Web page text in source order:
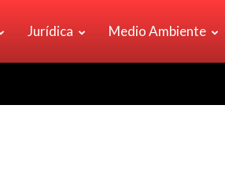
Jurídica Medio Ambiente